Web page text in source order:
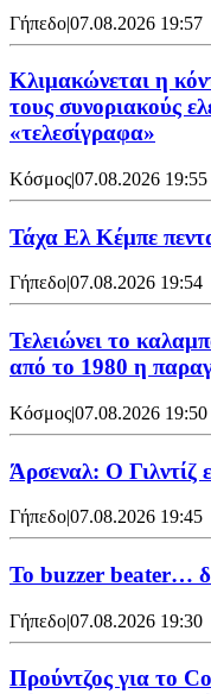
Γήπεδο|07.08.2026 19:57
Κλιμακώνεται η
τους συνοριακούς
«τελεσίγραφα»
Κόσμος|07.08.2026 19:55
Τάχα Ελ Κέμπε
Γήπεδο|07.08.2026 19:54
Τελειώνει το
από το 1980 η
Κόσμος|07.08.2026 19:50
Άρσεναλ: Ο Γιλντίζ
Γήπεδο|07.08.2026 19:45
Το buzzer beater…
Γήπεδο|07.08.2026 19:30
Προύντζος για το